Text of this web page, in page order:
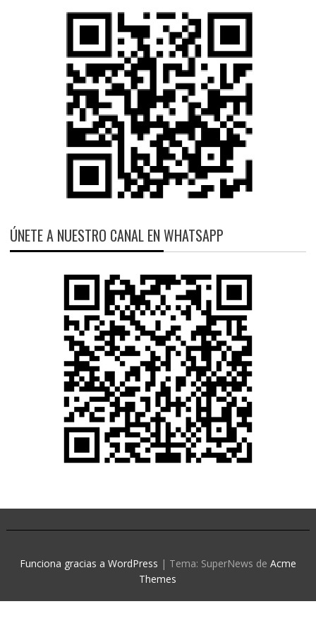
ÚNETE A NUESTRO CANAL EN WHATSAPP
Funciona gracias a WordPress | Tema: SuperNews de Acme
Themes